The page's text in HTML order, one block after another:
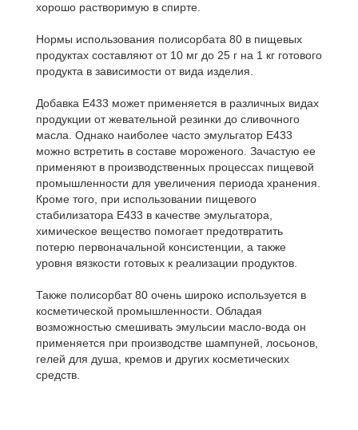
хорошо растворимую в спирте.
Нормы использования полисорбата 80 в пищевых
продуктах составляют от 10 мг до 25 г на 1 кг готового
продукта в зависимости от вида изделия.
Добавка Е433 может применяется в различных видах
продукции от жевательной резинки до сливочного
масла. Однако наиболее часто эмульгатор Е433
можно встретить в составе мороженого. Зачастую ее
применяют в производственных процессах пищевой
промышленности для увеличения периода хранения.
Кроме того, при использовании пищевого
стабилизатора Е433 в качестве эмульгатора,
химическое вещество помогает предотвратить
потерю первоначальной консистенции, а также
уровня вязкости готовых к реализации продуктов.
Также полисорбат 80 очень широко используется в
косметической промышленности. Обладая
возможностью смешивать эмульсии масло-вода он
применяется при производстве шампуней, лосьонов,
гелей для душа, кремов и других косметических
средств.